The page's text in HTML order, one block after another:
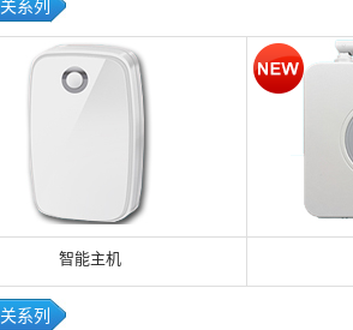
系列
智能主机
系列